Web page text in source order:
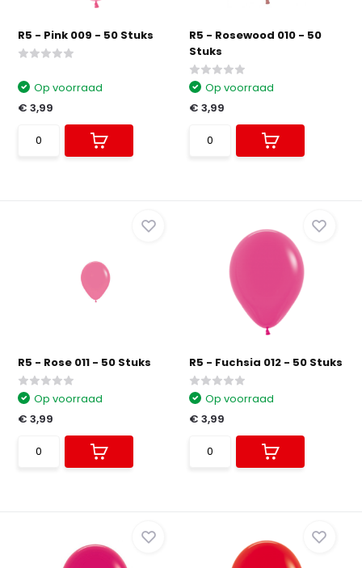
R5 - Pink 009 - 50 Stuks
Op voorraad
€ 3,99
R5 - Rosewood 010 - 50
Stuks
Op voorraad
€ 3,99
R5 - Rose 011 - 50 Stuks
Op voorraad
€ 3,99
R5 - Fuchsia 012 - 50 Stuks
Op voorraad
€ 3,99